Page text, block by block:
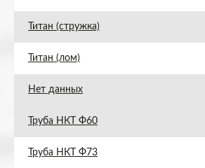
Титан (стружка)
Титан (лом)
Нет данных
Труба НКТ Ф60
Труба НКТ Ф73